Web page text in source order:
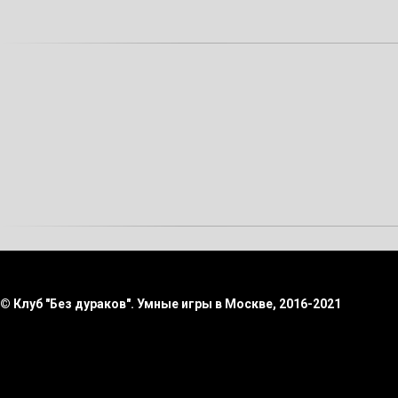
© Клуб "Без дураков". Умные игры в Москве, 2016-2021